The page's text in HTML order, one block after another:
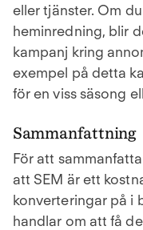
eller tjänster. Om
heminredning, blir
kampanj kring
exempel på detta
för en viss säsong
Sammanfattning
För att
att SEM är ett
konverteringar på i
handlar om att få